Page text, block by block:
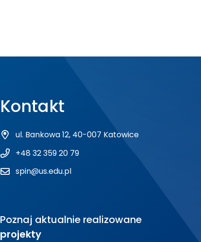
Kontakt
ul. Bankowa 12, 40-007 Katowice
+48 32 359 20 79
spin@us.edu.pl
Poznaj aktualnie realizowane
projekty